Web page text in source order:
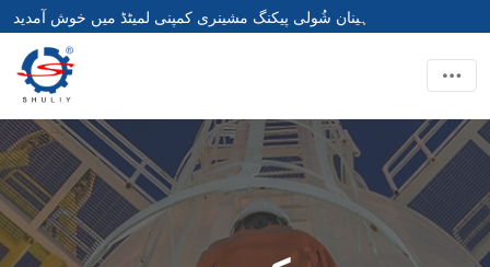
ہینان شُولی پیکنگ مشینری کمپنی لمیٹڈ میں خوش آمدید